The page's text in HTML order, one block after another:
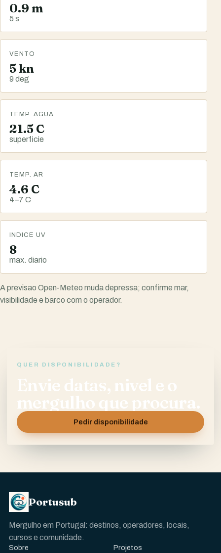
0.9 m
5 s
VENTO
5 kn
9 deg
TEMP. AGUA
21.5 C
superficie
TEMP. AR
4.6 C
4–7 C
INDICE UV
8
max. diario
A previsao Open-Meteo muda depressa; confirme mar,
visibilidade e barco com o operador.
QUER DISPONIBILIDADE?
Envie datas, nivel e o
mergulho que procura.
Pedir disponibilidade
Portusub
Mergulho em Portugal: destinos, operadores, locais,
cursos e comunidade.
Sobre Projetos